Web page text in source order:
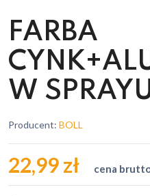
FARBA
W
Producent: BOLL
22,99 zł cena